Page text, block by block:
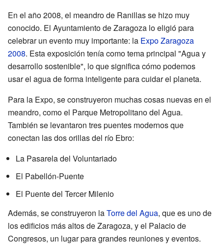
En el año 2008, el meandro de Ranillas se hizo muy
conocido. El Ayuntamiento de Zaragoza lo eligió para
celebrar un evento muy importante: la Expo Zaragoza
2008. Esta exposición tenía como tema principal "Agua y
desarrollo sostenible", lo que significa cómo podemos
usar el agua de forma inteligente para cuidar el planeta.
Para la Expo, se construyeron muchas cosas nuevas en el
meandro, como el Parque Metropolitano del Agua.
También se levantaron tres puentes modernos que
conectan las dos orillas del río Ebro:
La Pasarela del Voluntariado
El Pabellón-Puente
El Puente del Tercer Milenio
Además, se construyeron laTorre del Agua, que es uno de
los edificios más altos de Zaragoza, y el Palacio de
Congresos, un lugar para grandes reuniones y eventos.